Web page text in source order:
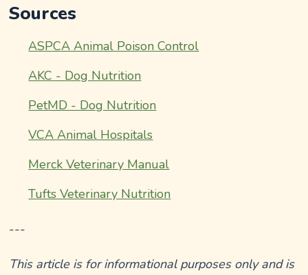
Sources
ASPCA Animal Poison Control
AKC - Dog Nutrition
PetMD - Dog Nutrition
VCA Animal Hospitals
Merck Veterinary Manual
Tufts Veterinary Nutrition
---
This article is for informational purposes only and is